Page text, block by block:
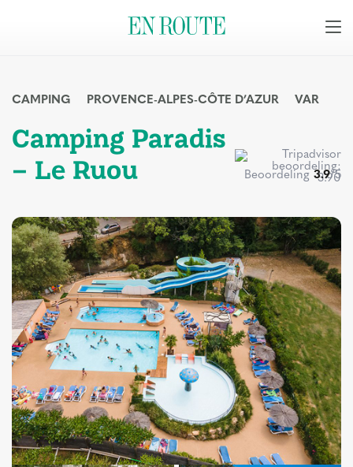
CAMPING PROVENCE-ALPES-CÔTE D’AZUR VAR
Camping Paradis
– Le Ruou
Beoordeling 3.9/5